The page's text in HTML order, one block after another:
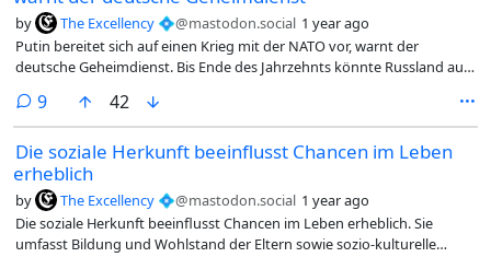
by The Excellency 💠@mastodon.social 1 year ago
Putin bereitet sich auf einen Krieg mit der NATO vor, warnt der
deutsche Geheimdienst. Bis Ende des Jahrzehnts könnte Russland auf
Kreml sieht die Beziehungen zum Westen als systemischen Konflikt
und ist bereit, Gewalt anzuwenden. Russlands Militärbudget hat sich
vervierfacht, und die Armee soll auf 1,5 Millionen Mann anwachsen.
#Putin #NATO #Kriegsgefahr #Militär #Geheimdienst #Ukraine #news
@dach dndnetz.blogspot.com/2025/03/p
9comments
42
Die soziale Herkunft beeinflusst Chancen im Leben
erheblich
by The Excellency 💠@mastodon.social 1 year ago
Die soziale Herkunft beeinflusst Chancen im Leben erheblich. Sie
umfasst Bildung und Wohlstand der Eltern sowie sozio-kulturelle